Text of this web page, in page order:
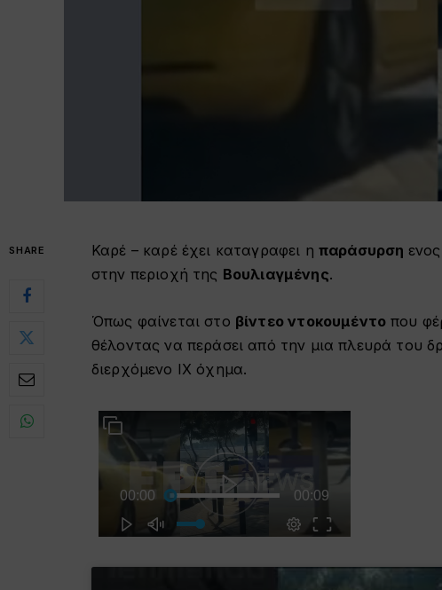
SHARE Καρέ – καρέ έχει καταγραφει η παράσυρση
στην περιοχή της Βουλιαγμένης.
Όπως φαίνεται στο βίντεοντοκουμέντο που
θέλοντας να περάσει από την μια πλευρά του
διερχόμενο ΙΧ όχημα.